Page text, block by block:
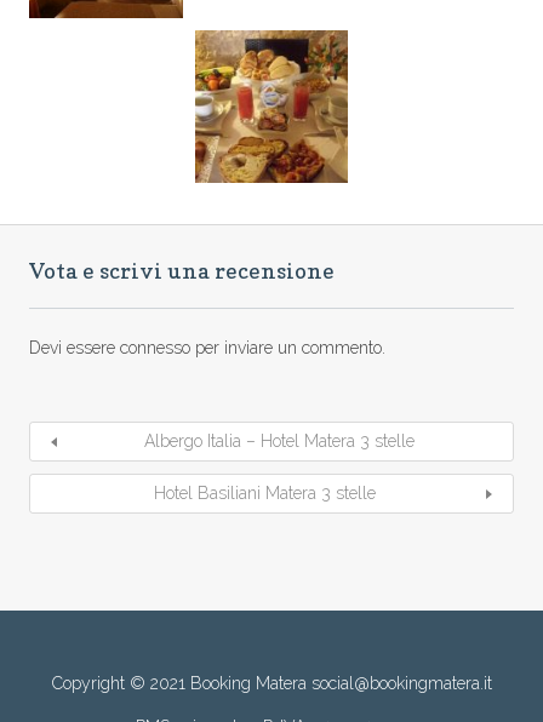
Vota e scrivi una recensione
Devi essere connesso per inviare un commento.
Albergo Italia – Hotel Matera 3 stelle
Hotel Basiliani Matera 3 stelle
Copyright © 2021 Booking Matera social@bookingmatera.it